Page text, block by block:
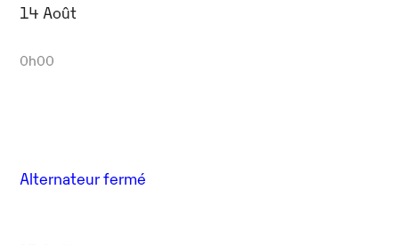
14 Août
0h00
Alternateur fermé